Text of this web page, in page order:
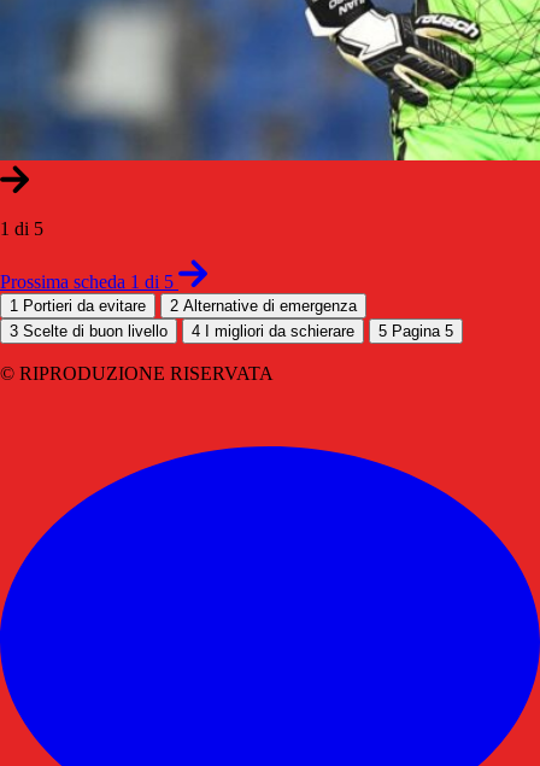
1 di 5
Prossima scheda 1 di 5
1 Portieri da evitare 2 Alternative di emergenza
3 Scelte di buon livello 4 I migliori da schierare 5 Pagina 5
© RIPRODUZIONE RISERVATA